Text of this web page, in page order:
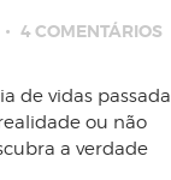
4 COMENTÁRIOS
de vidas
ou não
a verdade